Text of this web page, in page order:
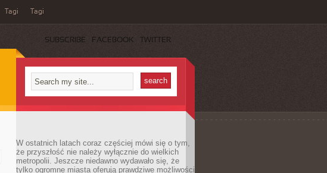
Tagi Tagi
SUBSCRIBE FACEBOOK TWITTER
W ostatnich latach coraz częściej mówi się o tym,
że przyszłość nie należy wyłącznie do wielkich
metropolii. Jeszcze niedawno wydawało się, że
tylko ogromne miasta oferują prawdziwe możliwości